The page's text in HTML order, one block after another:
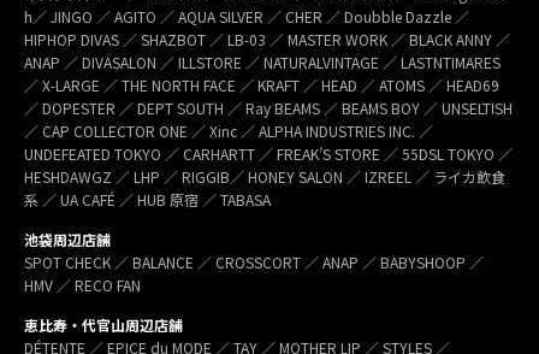
h／ JINGO ／ AGITO ／ AQUA SILVER ／ CHER ／ Doubble Dazzle ／
HIPHOP DIVAS ／ SHAZBOT ／ LB-03 ／ MASTER WORK ／ BLACK ANNY ／
ANAP ／ DIVASALON ／ ILLSTORE ／ NATURALVINTAGE ／ LASTNTIMARES
／ X-LARGE ／ THE NORTH FACE ／ KRAFT ／ HEAD ／ ATOMS ／ HEAD69
／ DOPESTER ／ DEPT SOUTH ／ Ray BEAMS ／ BEAMS BOY ／ UNSELTISH
／ CAP COLLECTOR ONE ／ Xinc ／ ALPHA INDUSTRIES INC. ／
UNDEFEATED TOKYO ／ CARHARTT ／ FREAK’S STORE ／ 55DSL TOKYO ／
HESHDAWGZ ／ LHP ／ RIGGIB／ HONEY SALON ／ IZREEL ／ ライカ飲食
系 ／ UA CAFÉ ／ HUB 原宿 ／ TABASA
池袋周辺店舗
SPOT CHECK ／ BALANCE ／ CROSSCORT ／ ANAP ／ BABYSHOOP ／
HMV ／ RECO FAN
恵比寿・代官山周辺店舗
DÉTENTE ／ EPICE du MODE ／ TAY ／ MOTHER LIP ／ STYLES ／